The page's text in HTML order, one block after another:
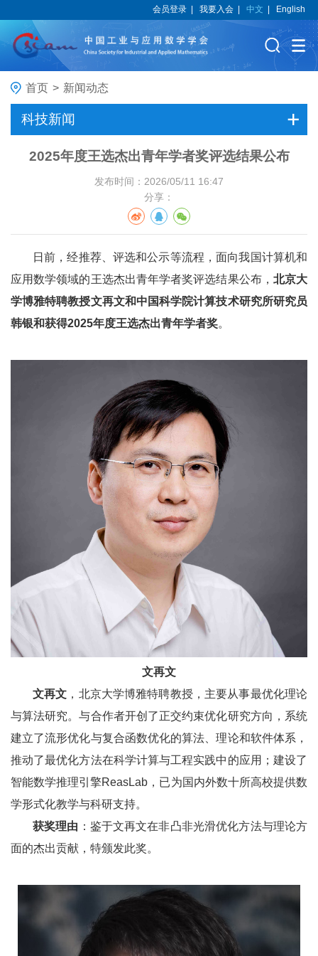
会员登录 |我要入会 |中文 English
首页 > 新闻动态
科技新闻
2025年度王选杰出青年学者奖评选结果公布
发布时间：2026/05/11 16:47
分享：
日前，经推荐、评选和公示等流程，面向我国计算机和
应用数学领域的王选杰出青年学者奖评选结果公布， 北京大
学博雅特聘教授文再文和中国科学院计算技术研究所研究员
韩银和获得2025年度王选杰出青年学者奖。
文再文
文再文 ，北京大学博雅特聘教授，主要从事最优化理论
与算法研究。与合作者开创了正交约束优化研究方向，系统
建立了流形优化与复合函数优化的算法、理论和软件体系，
推动了最优化方法在科学计算与工程实践中的应用；建设了
智能数学推理引擎ReasLab，已为国内外数十所高校提供数
学形式化教学与科研支持。
获奖理由 ：鉴于文再文在非凸非光滑优化方法与理论方
面的杰出贡献，特颁发此奖。